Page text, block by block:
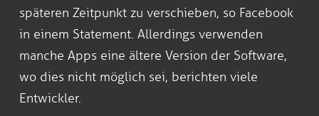
späteren Zeitpunkt zu verschieben, so Facebook
in einem Statement. Allerdings verwenden
manche Apps eine ältere Version der Software,
wo dies nicht möglich sei, berichten viele
Entwickler.